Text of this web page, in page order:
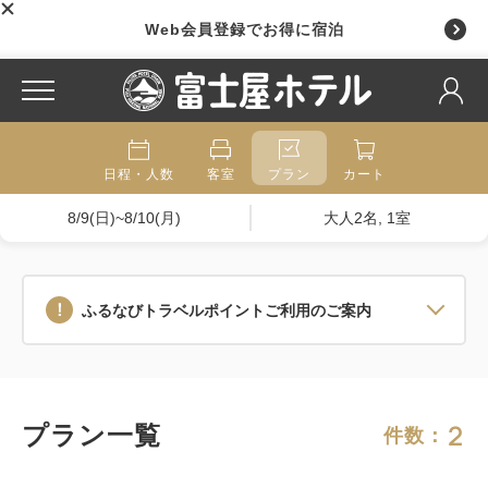
Web会員登録でお得に宿泊
日程・人数 客室 プラン カート
8/9(日)~8/10(月) 大人2名, 1室
ふるなびトラベルポイントご利用のご案内
プラン一覧 件数： 2